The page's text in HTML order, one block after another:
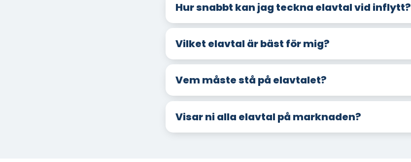
Hur snabbt kan jag teckna elavtal vid inflytt?
Vilket elavtal är bäst för mig?
Vem måste stå på elavtalet?
Visar ni alla elavtal på marknaden?